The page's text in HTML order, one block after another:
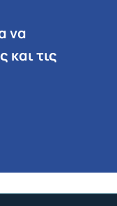
να
και τις